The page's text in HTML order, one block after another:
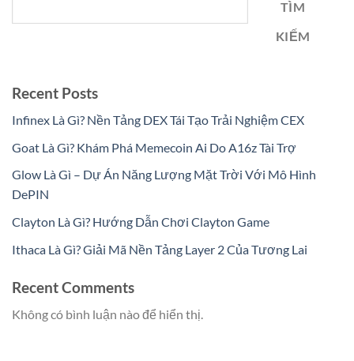
TÌM
KIẾM
Recent Posts
Infinex Là Gì? Nền Tảng DEX Tái Tạo Trải Nghiệm CEX
Goat Là Gì? Khám Phá Memecoin Ai Do A16z Tài Trợ
Glow Là Gì – Dự Án Năng Lượng Mặt Trời Với Mô Hình
DePIN
Clayton Là Gì? Hướng Dẫn Chơi Clayton Game
Ithaca Là Gì? Giải Mã Nền Tảng Layer 2 Của Tương Lai
Recent Comments
Không có bình luận nào để hiển thị.